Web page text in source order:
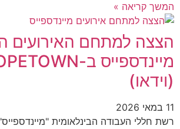
המשך קריאה »
הצצה למתחם האירועים
(וידאו)
11 במאי 2026
רשת חללי העבודה הבינלאומית